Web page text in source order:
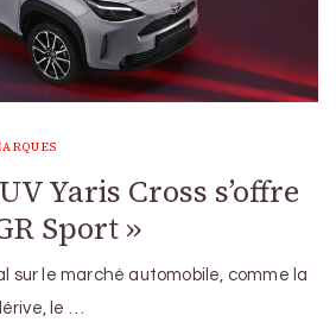
Yaris Cross s’offre
Sport »
sur le marché automobile, comme la
le …